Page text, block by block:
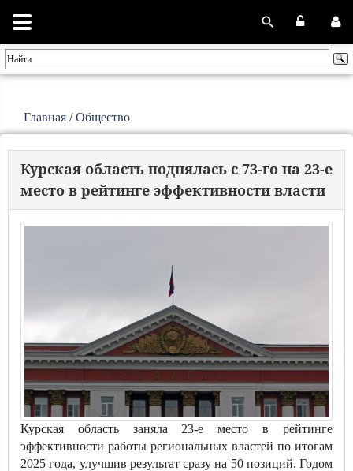
Главная /Общество
Курская область поднялась с 73-го на 23-е
место в рейтинге эффективности власти
Курская область заняла 23-е место в рейтинге
эффективности работы региональных властей по итогам
2025 года, улучшив результат сразу на 50 позиций. Годом